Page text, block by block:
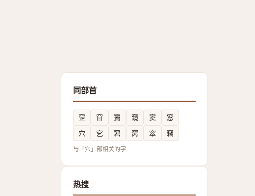
同部首
䆙 窅 竇 竀 窦
窓
穴
穵 窘 窉 窣 竊
与「穴」部相关的字
热搜